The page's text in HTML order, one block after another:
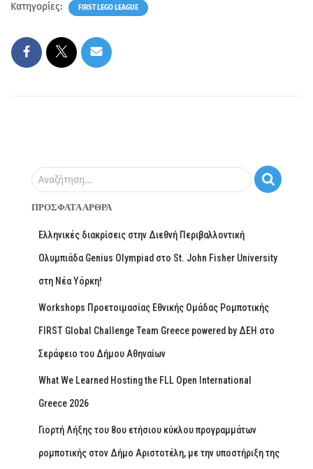
Κατηγορίες: FIRST LEGO LEAGUE
Αναζήτηση…
ΠΡΌΣΦΑΤΑ ΆΡΘΡΑ
Ελληνικές διακρίσεις στην Διεθνή Περιβαλλοντική
Ολυμπιάδα Genius Olympiad στο St. John Fisher University
στη Νέα Υόρκη!
Workshops Προετοιμασίας Εθνικής Ομάδας Ρομποτικής
FIRST Global Challenge Team Greece powered by ΔΕΗ στο
Σεράφειο του Δήμου Αθηναίων
What We Learned Hosting the FLL Open International
Greece 2026
Γιορτή Λήξης του 8ου ετήσιου κύκλου προγραμμάτων
ρομποτικής στον Δήμο Αριστοτέλη, με την υποστήριξη της